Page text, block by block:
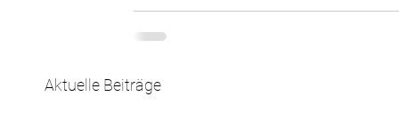
Aktuelle Beiträge